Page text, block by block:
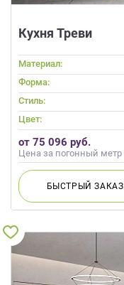
Кухня Треви
Материал:
Форма:
Стиль:
Цвет:
от 75 096 руб.
Цена за погонный метр
БЫСТРЫЙЗАКАЗ